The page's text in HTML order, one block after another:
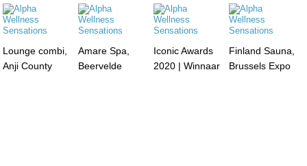
Lounge combi,
Anji County
Amare Spa,
Beervelde
Iconic Awards
2020 | Winnaar
Finland Sauna,
Brussels Expo